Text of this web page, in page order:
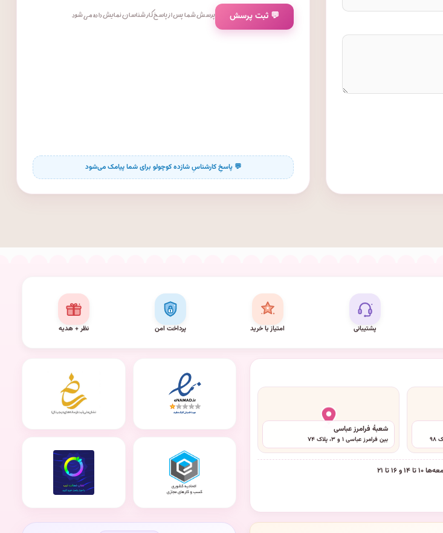
💬 ثبت پرسش پرسش شما پس از پاسخ کارشناسان نمایش داده می‌شود.
پشتیبانی امتیاز با خرید پرداخت امن نظر + هدیه
شعبهٔ فرامرز عباسی
بین فرامرز عباسی ۱ و ۳، پلاک ۷۴